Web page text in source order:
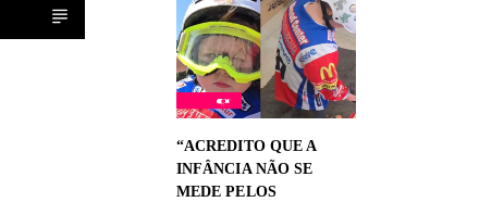
“ACREDITO QUE A
INFÂNCIA NÃO SE
MEDE PELOS